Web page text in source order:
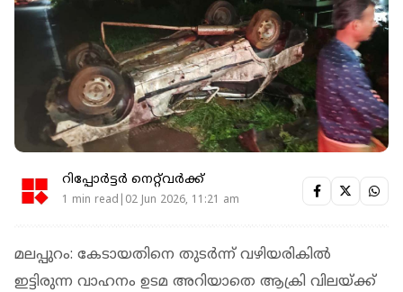
റിപ്പോർട്ടർ നെറ്റ്‌വര്‍ക്ക്‌
1 min read|02 Jun 2026, 11:21 am
മലപ്പുറം: കേടായതിനെ തുടര്‍ന്ന് വഴിയരികില്‍
ഇട്ടിരുന്ന വാഹനം ഉടമ അറിയാതെ ആക്രി വിലയ്ക്ക്